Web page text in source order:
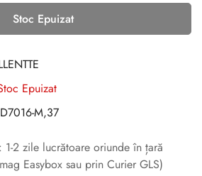
Stoc Epuizat
Epuizat
M,37
1-2 zile lucrătoare oriunde în țară
Easybox sau prin Curier GLS)